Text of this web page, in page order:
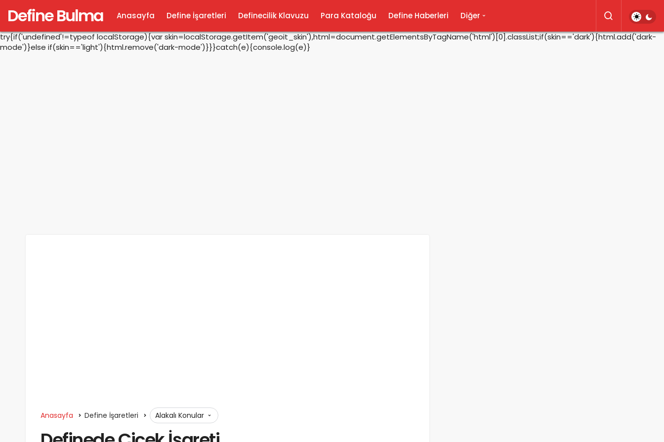
try{if('undefined'!=typeof localStorage){var skin=localStorage.getItem('geoit_skin'),html=document.getElementsByTagName('html')[0].classList;if(skin=='dark'){html.add('dark-
mode')}else if(skin=='light'){html.remove('dark-mode')}}}catch(e){console.log(e)}
Define Bulma Anasayfa Define İşaretleri Definecilik Klavuzu Para Kataloğu Define Haberleri Diğer
Anasayfa Define İşaretleri Alakalı Konular